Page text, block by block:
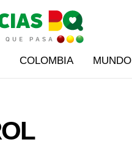
COLOMBIA MUNDO